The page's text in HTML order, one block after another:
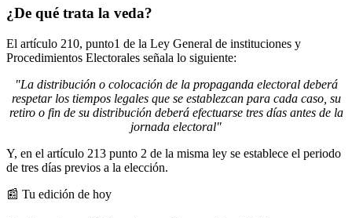
¿De qué trata la veda?
El artículo 210, punto1 de la Ley General de instituciones y
Procedimientos Electorales señala lo siguiente:
"La distribución o colocación de la propaganda electoral deberá
respetar los tiempos legales que se establezcan para cada caso, su
retiro o fin de su distribución deberá efectuarse tres días antes de la
jornada electoral"
Y, en el artículo 213 punto 2 de la misma ley se establece el periodo
de tres días previos a la elección.
📰 Tu edición de hoy